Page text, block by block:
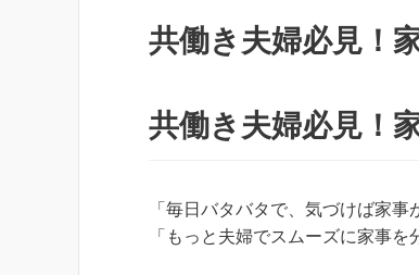
共働き夫婦必見！
共働き夫婦必見！
「毎日バタバタで、気づけば家事
「もっと夫婦でスムーズに家事